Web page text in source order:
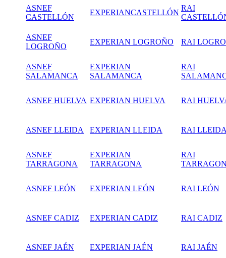
ASNEF
CASTELLÓN
EXPERIANCASTELLÓN
RAI
ASNEF
LOGROÑO
EXPERIAN LOGROÑO RAI
ASNEF
SALAMANCA
EXPERIAN
SALAMANCA
RAI
ASNEF HUELVA EXPERIAN HUELVA RAI
ASNEF LLEIDA EXPERIAN LLEIDA RAI
ASNEF
TARRAGONA
EXPERIAN
TARRAGONA
RAI
ASNEF LEÓN EXPERIAN LEÓN RAI LEÓN
ASNEF CADIZ EXPERIAN CADIZ RAI CADIZ
ASNEF JAÉN EXPERIAN JAÉN RAI JAÉN